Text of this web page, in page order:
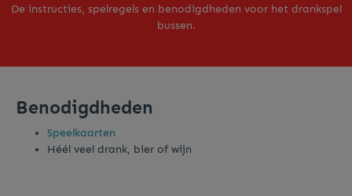
De instructies, spelregels en benodigdheden voor het drankspel
bussen.
Benodigdheden
Speelkaarten
Héél veel drank, bier of wijn